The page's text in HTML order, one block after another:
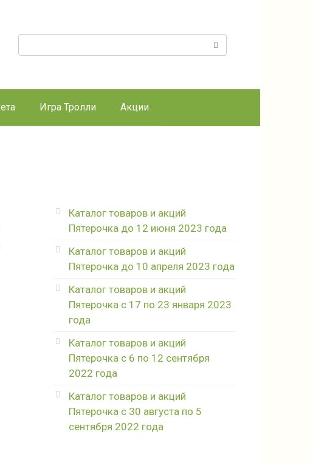
Игра Тролли Акции
Каталог товаров и акций
Пятерочка до 12 июня 2023 года
Каталог товаров и акций
Пятерочка до 10 апреля 2023 года
Каталог товаров и акций
Пятерочка с 17 по 23 января 2023
года
Каталог товаров и акций
Пятерочка с 6 по 12 сентября
2022 года
Каталог товаров и акций
Пятерочка с 30 августа по 5
сентября 2022 года